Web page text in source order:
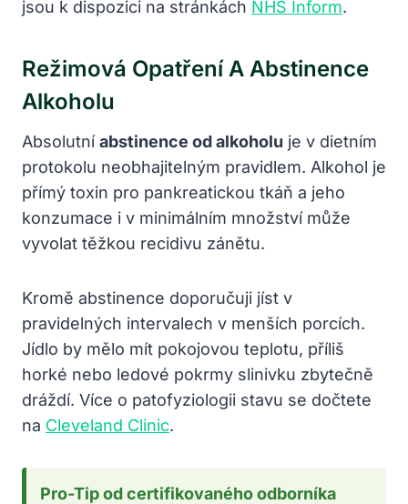
jsou k dispozici na stránkách NHS Inform.
Režimová Opatření A Abstinence
Alkoholu
Absolutníabstinence od alkoholu je v dietním
protokolu neobhajitelným pravidlem. Alkohol je
přímý toxin pro pankreatickou tkáň a jeho
konzumace i v minimálním množství může
vyvolat těžkou recidivu zánětu.
Kromě abstinence doporučuji jíst v
pravidelných intervalech v menších porcích.
Jídlo by mělo mít pokojovou teplotu, příliš
horké nebo ledové pokrmy slinivku zbytečně
dráždí. Více o patofyziologii stavu se dočtete
na Cleveland Clinic.
Pro-Tip od certifikovaného odborníka